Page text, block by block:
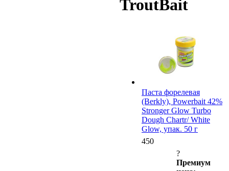
TroutBait
Паста форелевая
(Berkly), Powerbait 42%
Stronger Glow Turbo
Dough Chartr/ White
Glow, упак. 50 г
450
?
Премиум